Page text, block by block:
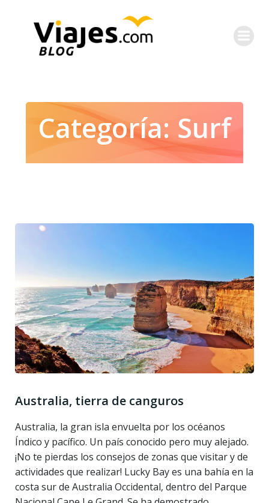
al
contenido
Categoría: Surf
Australia, tierra de canguros
Australia, la gran isla envuelta por los océanos
Índico y pacífico. Un país conocido pero muy alejado.
¡No te pierdas los consejos de zonas que visitar y de
actividades que realizar! Lucky Bay es una bahía en la
costa sur de Australia Occidental, dentro del Parque